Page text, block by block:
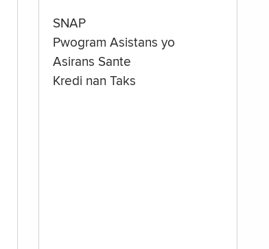
SNAP
Pwogram Asistans yo
Asirans Sante
Kredi nan Taks